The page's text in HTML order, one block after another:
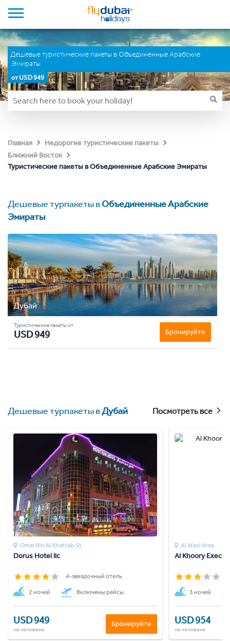
Дешевые туристические пакеты в Объединенные Арабские
Эмираты
от USD 949
Главная
Недорогие туристические пакеты
Ближний Восток
Туристические пакеты в Объединенные Арабские Эмираты
Дешевые турпакеты вОбъединенные Арабские
Эмираты
Дубай
Туристические пакеты от
USD 949 Бронируйте
Дешевые турпакеты вДубай Посмотреть все
Omar Bin Al Khattab St.
Dorus Hotel llc
4-звездочный отель
2 ночей Включены рейсы
USD 949
на человека
Бронируйте
Al Wasl Area
Al Khoory
3 ночей
USD 954
на человека